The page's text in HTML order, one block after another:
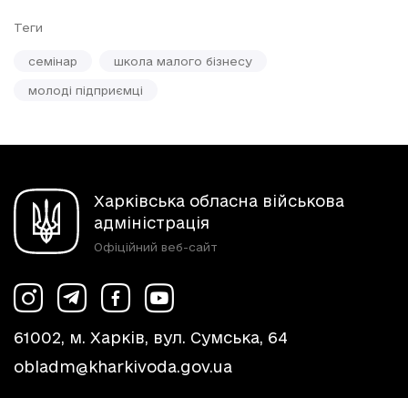
Теги
семінар школа малого бізнесу
молоді підприємці
Харківська обласна військова
адміністрація
Офіційний веб-сайт
61002, м. Харків, вул. Сумська, 64
obladm@kharkivoda.gov.ua